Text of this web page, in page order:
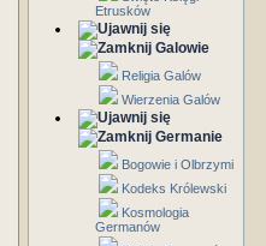
Etrusków
Galowie
Religia Galów
Wierzenia Galów
Germanie
Bogowie i Olbrzymi
Kodeks Królewski
Kosmologia
Germanów